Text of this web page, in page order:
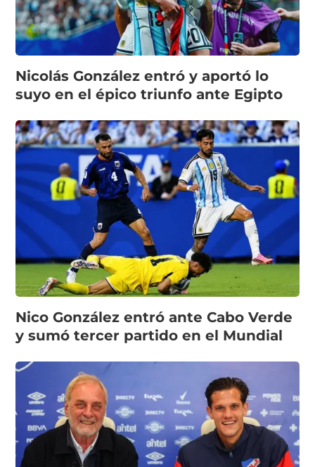
Nicolás González entró y aportó lo
suyo en el épico triunfo ante Egipto
Nico González entró ante Cabo Verde
y sumó tercer partido en el Mundial